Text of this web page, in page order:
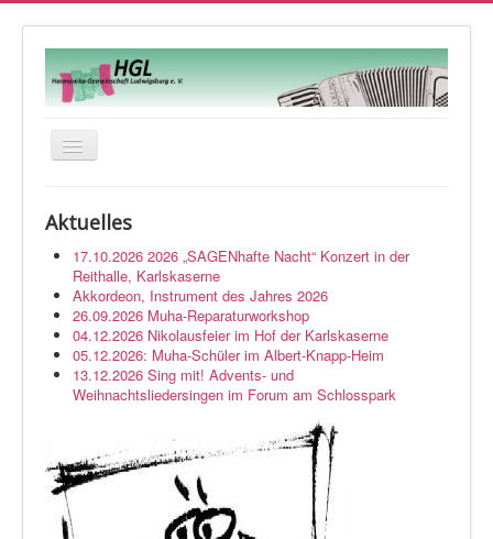
Navigation
an/aus
Veranstaltungen
Orchester
Musikwerkstatt
Über uns
Kontakt
Login
Aktuelles
17.10.2026 2026 „SAGENhafte Nacht“ Konzert in der
Reithalle, Karlskaserne
Akkordeon, Instrument des Jahres 2026
26.09.2026 Muha-Reparaturworkshop
04.12.2026 Nikolausfeier im Hof der Karlskaserne
05.12.2026: Muha-Schüler im Albert-Knapp-Heim
13.12.2026 Sing mit! Advents- und
Weihnachtsliedersingen im Forum am Schlosspark